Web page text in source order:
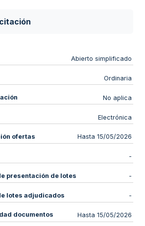
Abierto simplificado
Ordinaria
No aplica
Electrónica
ofertas Hasta 15/05/2026
-
presentación de lotes -
lotes adjudicados -
documentos Hasta 15/05/2026